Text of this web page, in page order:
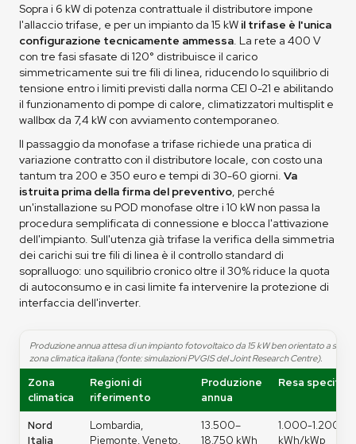
Sopra i 6 kW di potenza contrattuale il distributore impone
l'allaccio trifase, e per un impianto da 15 kW il trifase è l'unica
configurazione tecnicamente ammessa. La rete a 400 V
con tre fasi sfasate di 120° distribuisce il carico
simmetricamente sui tre fili di linea, riducendo lo squilibrio di
tensione entro i limiti previsti dalla norma CEI 0-21 e abilitando
il funzionamento di pompe di calore, climatizzatori multisplit e
wallbox da 7,4 kW con avviamento contemporaneo.
Il passaggio da monofase a trifase richiede una pratica di
variazione contratto con il distributore locale, con costo una
tantum tra 200 e 350 euro e tempi di 30-60 giorni.Va
istruita prima della firma del preventivo, perché
un'installazione su POD monofase oltre i 10 kW non passa la
procedura semplificata di connessione e blocca l'attivazione
dell'impianto. Sull'utenza già trifase la verifica della simmetria
dei carichi sui tre fili di linea è il controllo standard di
sopralluogo: uno squilibrio cronico oltre il 30% riduce la quota
di autoconsumo e in casi limite fa intervenire la protezione di
interfaccia dell'inverter.
Produzione annua attesa di un impianto fotovoltaico da 15 kW ben orientato a sud,
zona climatica italiana (fonte: simulazioni PVGIS del Joint Research Centre).
Zona
climatica
Regioni di
riferimento
Produzione
annua
Resa specifica
Nord
Italia
Lombardia,
Piemonte, Veneto,
13.500–
18.750 kWh
1.000-1.200
kWh/kWp